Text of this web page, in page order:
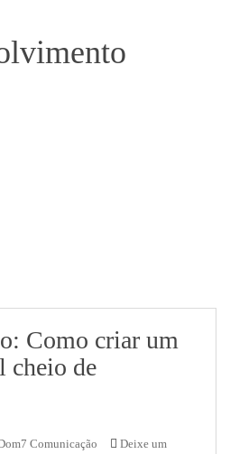
Como criar um
cheio de
Comunicação
Deixe um